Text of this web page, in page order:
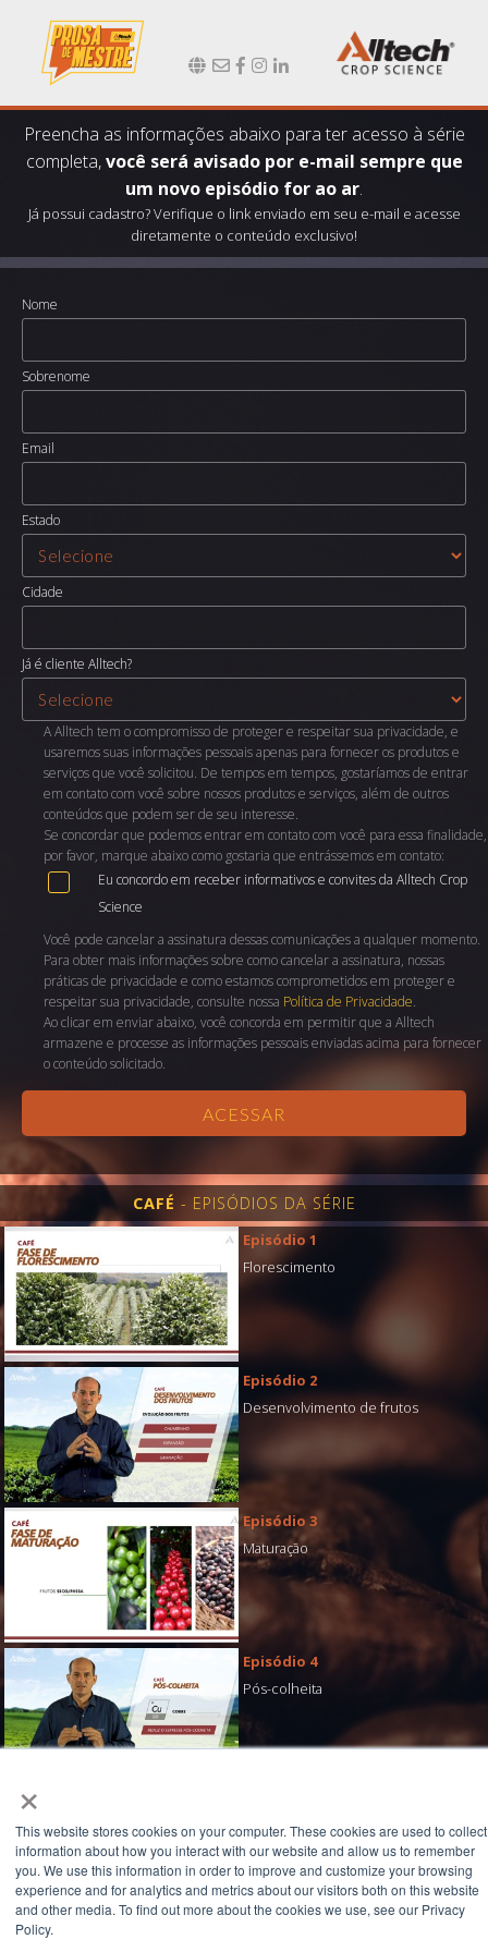
×
This website stores cookies on your computer. These cookies are used to collect
information about how you interact with our website and allow us to remember
you. We use this information in order to improve and customize your browsing
experience and for analytics and metrics about our visitors both on this website
and other media. To find out more about the cookies we use, see our Privacy
Policy.
Preencha as informações abaixo para ter acesso à série
completa,você será avisado por e-mail sempre que
um novo episódio for ao ar.
Já possui cadastro? Verifique o link enviado em seu e-mail e acesse
diretamente o conteúdo exclusivo!
Nome
Sobrenome
Email
Estado
Cidade
Já é cliente Alltech?
A Alltech tem o compromisso de proteger e respeitar sua privacidade, e
usaremos suas informações pessoais apenas para fornecer os produtos e
serviços que você solicitou. De tempos em tempos, gostaríamos de entrar
em contato com você sobre nossos produtos e serviços, além de outros
conteúdos que podem ser de seu interesse.
Se concordar que podemos entrar em contato com você para essa finalidade,
por favor, marque abaixo como gostaria que entrássemos em contato:
Eu concordo em receber informativos e convites da Alltech Crop
Science
Você pode cancelar a assinatura dessas comunicações a qualquer momento.
Para obter mais informações sobre como cancelar a assinatura, nossas
práticas de privacidade e como estamos comprometidos em proteger e
respeitar sua privacidade, consulte nossa Política de Privacidade.
Ao clicar em enviar abaixo, você concorda em permitir que a Alltech
armazene e processe as informações pessoais enviadas acima para fornecer
o conteúdo solicitado.
CAFÉ - EPISÓDIOS DA SÉRIE
Episódio 1
Florescimento
Episódio 2
Desenvolvimento de frutos
Episódio 3
Maturação
Episódio 4
Pós-colheita
CAFÉ SOJA MILHO CITROS TOMATE